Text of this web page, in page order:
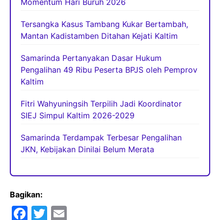
Momentum Hari Buruh 2026
Tersangka Kasus Tambang Kukar Bertambah,
Mantan Kadistamben Ditahan Kejati Kaltim
Samarinda Pertanyakan Dasar Hukum
Pengalihan 49 Ribu Peserta BPJS oleh Pemprov
Kaltim
Fitri Wahyuningsih Terpilih Jadi Koordinator
SIEJ Simpul Kaltim 2026-2029
Samarinda Terdampak Terbesar Pengalihan
JKN, Kebijakan Dinilai Belum Merata
Bagikan:
F
T